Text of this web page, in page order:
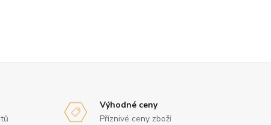
Výhodné ceny
Příznivé ceny zboží